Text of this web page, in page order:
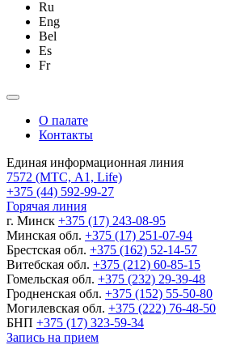
Ru
Eng
Bel
Es
Fr
О палате
Контакты
Единая информационная линия
7572 (МТС, A1, Life)
+375 (44) 592-99-27
Горячая линия
г. Минск +375 (17) 243-08-95
Минская обл. +375 (17) 251-07-94
Брестская обл. +375 (162) 52-14-57
Витебская обл. +375 (212) 60-85-15
Гомельская обл. +375 (232) 29-39-48
Гродненская обл. +375 (152) 55-50-80
Могилевская обл. +375 (222) 76-48-50
БНП +375 (17) 323-59-34
Запись на прием